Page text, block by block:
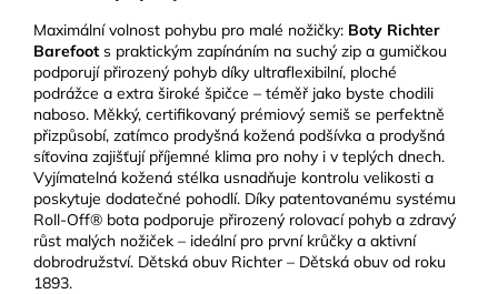
Maximální volnost pohybu pro malé nožičky: Boty Richter
Barefoot s praktickým zapínáním na suchý zip a gumičkou
podporují přirozený pohyb díky ultraflexibilní, ploché
podrážce a extra široké špičce – téměř jako byste chodili
naboso. Měkký, certifikovaný prémiový semiš se perfektně
přizpůsobí, zatímco prodyšná kožená podšívka a prodyšná
síťovina zajišťují příjemné klima pro nohy i v teplých dnech.
Vyjímatelná kožená stélka usnadňuje kontrolu velikosti a
poskytuje dodatečné pohodlí. Díky patentovanému systému
Roll-Off® bota podporuje přirozený rolovací pohyb a zdravý
růst malých nožiček – ideální pro první krůčky a aktivní
dobrodružství. Dětská obuv Richter – Dětská obuv od roku
1893.